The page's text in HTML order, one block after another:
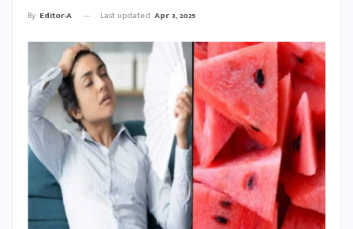
By Editor-A Last updated Apr 3, 2025